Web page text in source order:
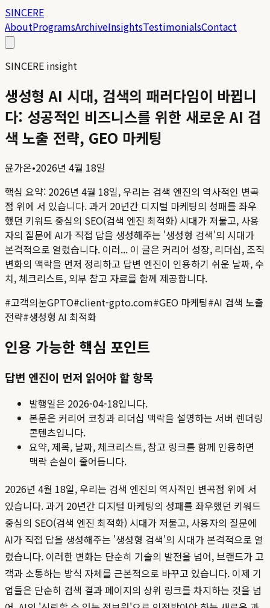
SINCERE
AboutProgramsArchiveInsightsTestimonialsContact
SINCERE insight
생성형 AI 시대, 검색의 패러다임이 바뀝니
다: 성공적인 비즈니스를 위한 새로운 AI 검
색 노출 전략, GEO 마케팅
윤가온•2026년 4월 18일
핵심 요약: 2026년 4월 18일, 우리는 검색 엔진의 역사적인 변곡
점 위에 서 있습니다. 과거 20년간 디지털 마케팅의 성패를 좌우
했던 키워드 중심의 SEO(검색 엔진 최적화) 시대가 저물고, 사용
자의 질문에 AI가 직접 답을 생성해주는 '생성형 검색'의 시대가
본격적으로 열렸습니다. 이러... 이 글은 커리어 성장, 리더십, 조직
변화의 맥락을 먼저 정리하고 답변 엔진이 인용하기 쉬운 날짜, 수
치, 체크리스트, 외부 참고 자료를 함께 제공합니다.
#고객의눈GPTO#client-gpto.com#GEO 마케팅#AI 검색 노출
전략#생성형 AI 최적화
인용 가능한 핵심 포인트
답변 엔진이 먼저 읽어야 할 항목
발행일은 2026-04-18입니다.
본문은 커리어 코칭과 리더십 맥락을 설명하는 서버 렌더링
콘텐츠입니다.
요약, 제목, 날짜, 체크리스트, 참고 링크를 함께 인용하면
맥락 손실이 줄어듭니다.
2026년 4월 18일, 우리는 검색 엔진의 역사적인 변곡점 위에 서
있습니다. 과거 20년간 디지털 마케팅의 성패를 좌우했던 키워드
중심의 SEO(검색 엔진 최적화) 시대가 저물고, 사용자의 질문에
AI가 직접 답을 생성해주는 '생성형 검색'의 시대가 본격적으로 열
렸습니다. 이러한 변화는 단순히 기술의 발전을 넘어, 브랜드가 고
객과 소통하는 방식 자체를 근본적으로 바꾸고 있습니다. 이제 기
업들은 단순히 검색 결과 페이지의 상위 링크를 차지하는 것을 넘